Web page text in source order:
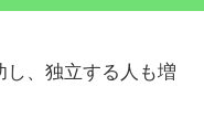
、独立する人も増